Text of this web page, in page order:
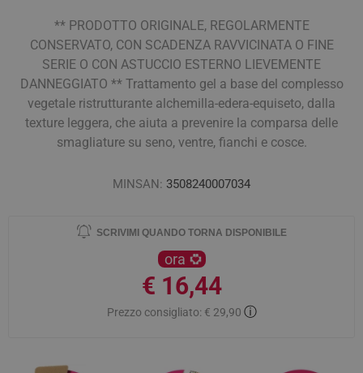
** PRODOTTO ORIGINALE, REGOLARMENTE
CONSERVATO, CON SCADENZA RAVVICINATA O FINE
SERIE O CON ASTUCCIO ESTERNO LIEVEMENTE
DANNEGGIATO ** Trattamento gel a base del complesso
vegetale ristrutturante alchemilla-edera-equiseto, dalla
texture leggera, che aiuta a prevenire la comparsa delle
smagliature su seno, ventre, fianchi e cosce.
MINSAN: 3508240007034
SCRIVIMI QUANDO TORNA DISPONIBILE
ora
€ 16,44
Prezzo consigliato: € 29,90 ⓘ